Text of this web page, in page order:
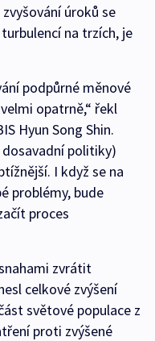
úroků se
na trzích, je
podpůrné měnové
opatrně,“ řekl
Hyun Song Shin.
politiky)
I když se na
problémy, bude
proces
zvrátit
celkové zvýšení
světové populace z
proti zvýšené